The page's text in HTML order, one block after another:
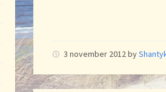
3 november 2012by